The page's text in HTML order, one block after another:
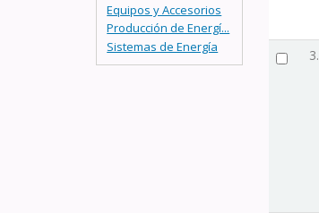
Equipos y Accesorios
Producción de Energí...
Sistemas de Energía
3.